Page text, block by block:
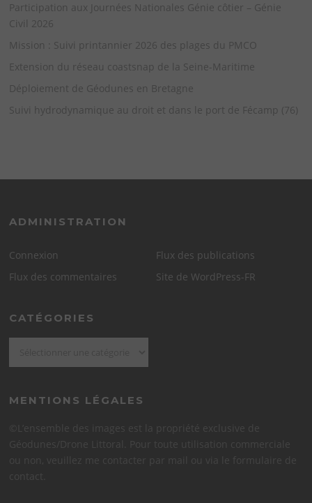
Participation aux Journées Nationales Génie côtier – Génie
Civil 2026
Mission : Suivi printannier 2026 des plages du PMCO
Extension du réseau coastsnap de la Seine-Maritime
Déploiement de Géodunes en Bretagne
Suivi hydrodynamique au droit et dans le port de Fécamp (76)
ADMINISTRATION
Connexion
Flux des publications
Flux des commentaires
Site de WordPress-FR
CATÉGORIES
MENTIONS LÉGALES
©L’ensemble des images est la propriété exclusive de
Géodunes/Drone Littoral. Pour toute utilisation commerciale
ou non, veuillez me contacter par mail ou via le formulaire de
contact.